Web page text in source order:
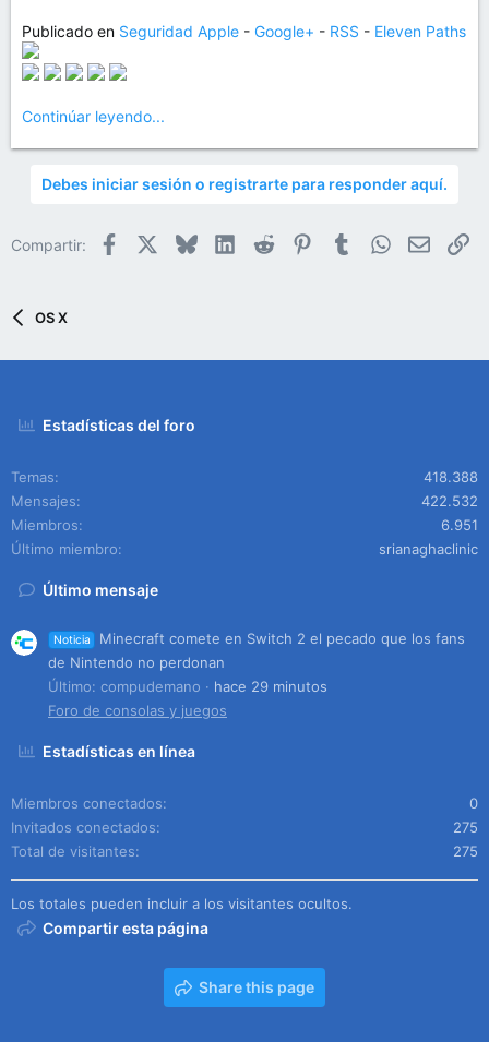
Publicado en Seguridad Apple - Google+ - RSS - Eleven Paths
Continúar leyendo...
Debes iniciar sesión o registrarte para responder aquí.
Compartir: Facebook BlueskyLinkedIn
Reddit PinterestTumblrWhatsApp
Email
OS X
Estadísticas del foro
Temas
418.388
Mensajes
422.532
Miembros
6.951
Último miembro
srianaghaclinic
Último mensaje
Noticia
Minecraft comete en Switch 2 el pecado que los fans
de Nintendo no perdonan
Último: compudemano
hace 29 minutos
Foro de consolas y juegos
Estadísticas en línea
Miembros conectados
0
Invitados conectados
275
Total de visitantes
275
Los totales pueden incluir a los visitantes ocultos.
Compartir esta página
Share this page